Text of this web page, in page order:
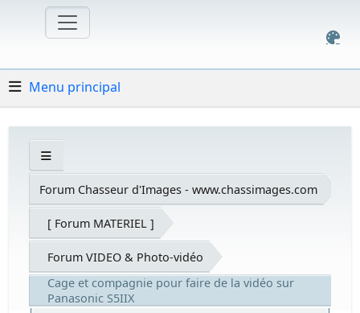
Menu principal
Forum Chasseur d'Images - www.chassimages.com
[ Forum MATERIEL ]
Forum VIDEO & Photo-vidéo
Cage et compagnie pour faire de la vidéo sur
Panasonic S5IIX